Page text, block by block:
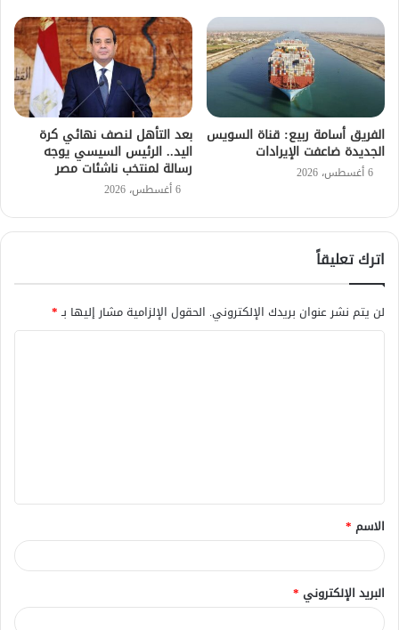
الفريق أسامة ربيع: قناة السويس
الجديدة ضاعفت الإيرادات
6 أغسطس، 2026
بعد التأهل لنصف نهائي كرة
اليد.. الرئيس السيسي يوجه
رسالة لمنتخب ناشئات مصر
6 أغسطس، 2026
اترك تعليقاً
لن يتم نشر عنوان بريدك الإلكتروني. الحقول الإلزامية مشار إليها بـ*
ق
*
الاسم *
البريد الإلكتروني *